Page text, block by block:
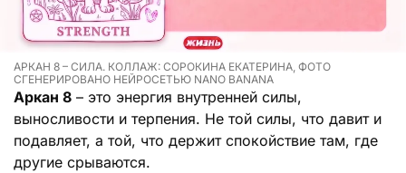
АРКАН 8 – СИЛА. КОЛЛАЖ: СОРОКИНА ЕКАТЕРИНА, ФОТО
СГЕНЕРИРОВАНО НЕЙРОСЕТЬЮ NANO BANANA
Аркан 8 – это энергия внутренней силы,
выносливости и терпения. Не той силы, что давит и
подавляет, а той, что держит спокойствие там, где
другие срываются.